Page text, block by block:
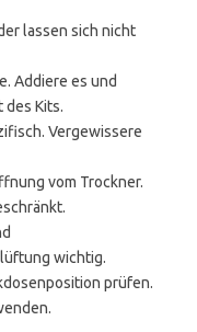
lassen sich nicht
Addiere es und
des Kits.
Vergewissere
vom Trockner.
wichtig.
prüfen.